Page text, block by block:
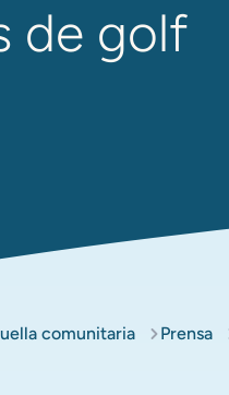
de golf
comunitaria Prensa